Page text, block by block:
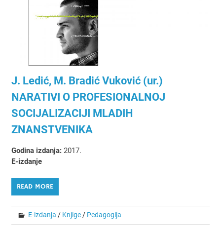
J. Ledić, M. Bradić Vuković (ur.)
NARATIVI O PROFESIONALNOJ
SOCIJALIZACIJI MLADIH
ZNANSTVENIKA
Godina izdanja:2017.
E-izdanje
READ MORE
E-izdanja / Knjige/ Pedagogija